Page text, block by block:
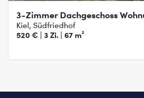
3-Zimmer Dachgeschoss
Kiel, Südfriedhof
520 € | 3 Zi. | 67 m²